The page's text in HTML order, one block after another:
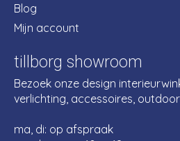
Blog
Mijn account
tillborg showroom
Bezoek onze design
verlichting, accessoires,
ma, di: op afspraak